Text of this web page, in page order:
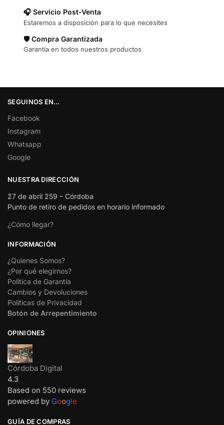
🎧 Servicio Post-Venta
Estaremos a disposición para lo que necesites
🛡️ Compra Garantizada
Garantía en todos nuestros productos
SEGUINOS EN…
Facebook
Instagram
Whatsapp
Google
NUESTRA DIRECCIÓN
27 de abril 259 – Córdoba
Punto de retiro de pedidos en horario informado
¿Cómo llegar?
INFORMACIÓN
¿Quienes Somos?
¿Por qué elegirnos?
Política de Garantía
Cambios y Devoluciones
Políticas de Privacidad
Botón de Arrepentimiento
OPINIONES
Córdoba Digital
4.3
Based on 550 reviews
powered by Google
GUÍA DE COMPRAS